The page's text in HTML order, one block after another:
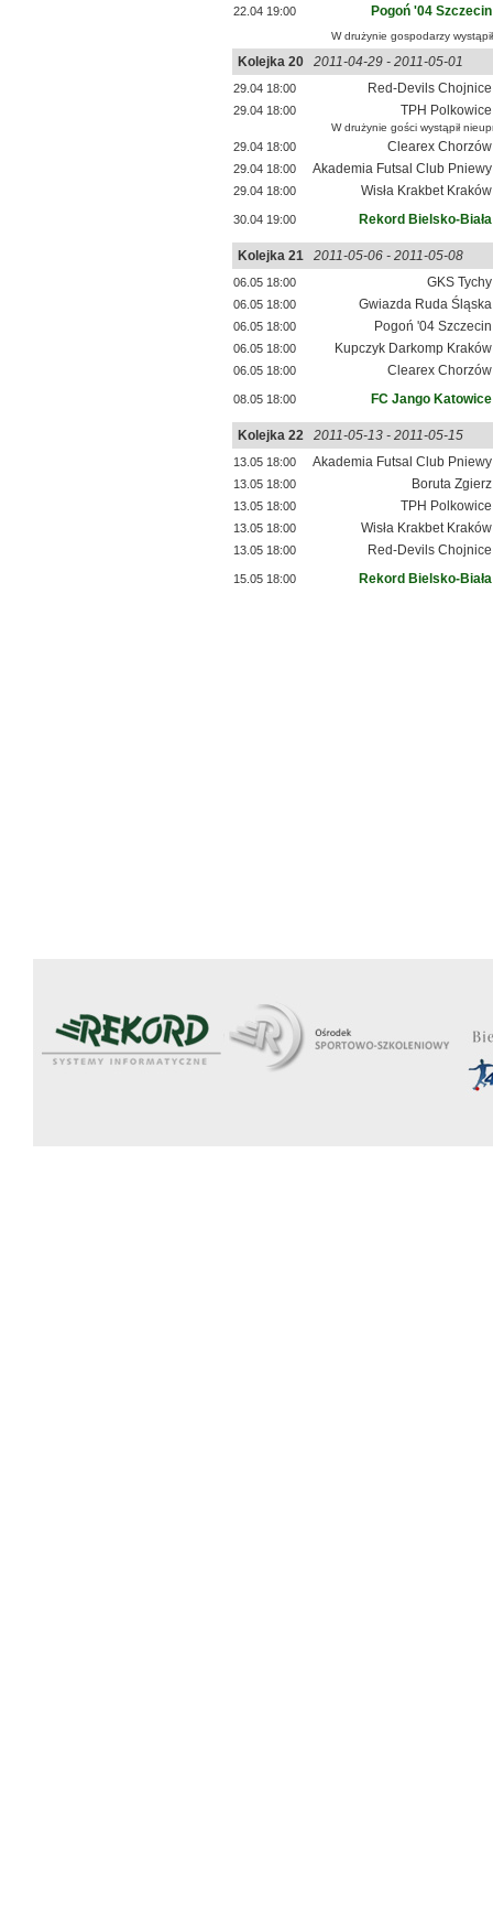
22.04 19:00 Pogoń '04 Szczecin
W drużynie gospodarzy
Kolejka 20 2011-04-29 - 2011-05-01
29.04 18:00 Red-Devils Chojnice
29.04 18:00 TPH Polkowice
W drużynie gości wystąpił
29.04 18:00 Clearex Chorzów
29.04 18:00 Akademia Futsal Club Pniewy
29.04 18:00 Wisła Krakbet Kraków
30.04 19:00 Rekord Bielsko-Biała
Kolejka 21 2011-05-06 - 2011-05-08
06.05 18:00 GKS Tychy
06.05 18:00 Gwiazda Ruda Śląska
06.05 18:00 Pogoń '04 Szczecin
06.05 18:00 Kupczyk Darkomp Kraków
06.05 18:00 Clearex Chorzów
08.05 18:00 FC Jango Katowice
Kolejka 22 2011-05-13 - 2011-05-15
13.05 18:00 Akademia Futsal Club Pniewy
13.05 18:00 Boruta Zgierz
13.05 18:00 TPH Polkowice
13.05 18:00 Wisła Krakbet Kraków
13.05 18:00 Red-Devils Chojnice
15.05 18:00 Rekord Bielsko-Biała